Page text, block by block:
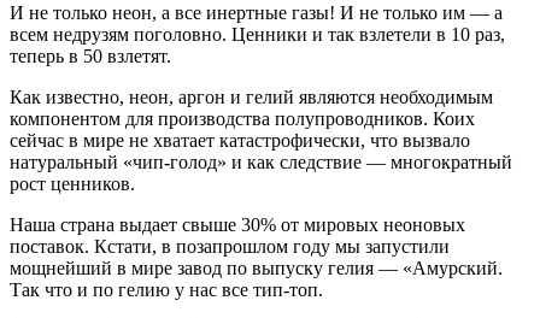
И не только неон, а все инертные газы! И не только им — а
всем недрузям поголовно. Ценники и так взлетели в 10 раз,
теперь в 50 взлетят.
Как известно, неон, аргон и гелий являются необходимым
компонентом для производства полупроводников. Коих
сейчас в мире не хватает катастрофически, что вызвало
натуральный «чип-голод» и как следствие — многократный
рост ценников.
Наша страна выдает свыше 30% от мировых неоновых
поставок. Кстати, в позапрошлом году мы запустили
мощнейший в мире завод по выпуску гелия — «Амурский.
Так что и по гелию у нас все тип-топ.